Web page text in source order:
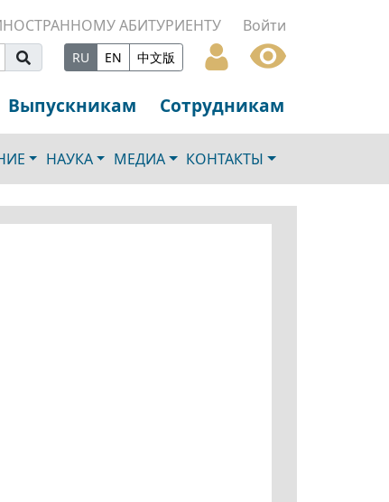
АБИТУРИЕНТУ Войти
RU EN 中文版
Выпускникам Сотрудникам
НАУКА МЕДИА КОНТАКТЫ